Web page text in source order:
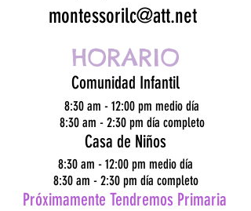
montessorilc@att.net
HORARIO
Comunidad Infantil
8:30 am - 12:00 pm medio día
8:30 am - 2:30 pm día completo
Casa de Niños
8:30 am - 12:00 pm medio día
8:30 am - 2:30 pm día completo
Próximamente Tendremos Primaria